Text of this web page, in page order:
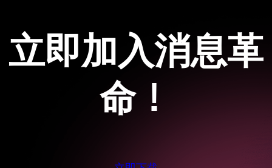
立即加入消息革
命！